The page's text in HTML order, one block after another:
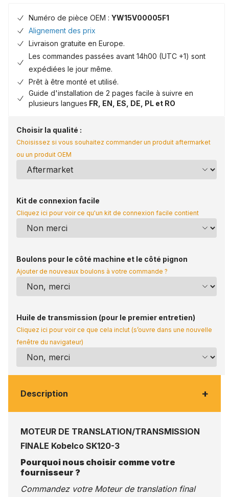
Numéro de pièce OEM : YW15V00005F1
Alignement des prix
Livraison gratuite en Europe.
Les commandes passées avant 14h00 (UTC +1) sont
expédiées le jour même.
Prêt à être monté et utilisé.
Guide d'installation de 2 pages facile à suivre en
plusieurs langues FR, EN, ES, DE, PL et RO
Choisir la qualité :
Choisissez si vous souhaitez commander un produit aftermarket
ou un produit OEM
Kit de connexion facile
Cliquez ici pour voir ce qu'un kit de connexion facile contient
Boulons pour le côté machine et le côté pignon
Ajouter de nouveaux boulons à votre commande ?
Huile de transmission (pour le premier entretien)
Cliquez ici pour voir ce que cela inclut (s’ouvre dans une nouvelle
fenêtre du navigateur)
Description +
MOTEUR DE TRANSLATION/TRANSMISSION
FINALE Kobelco SK120-3
Pourquoi nous choisir comme votre
fournisseur ?
Commandez votre Moteur de translation final